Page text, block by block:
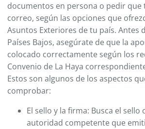
documentos en persona o pedir que
correo, según las opciones que
Asuntos Exteriores de tu país. Antes
Países Bajos, asegúrate de que la
colocado correctamente según los
Convenio de La Haya
Estos son algunos de los aspectos
comprobar:
El sello y la firma: Busca el sello
autoridad competente que